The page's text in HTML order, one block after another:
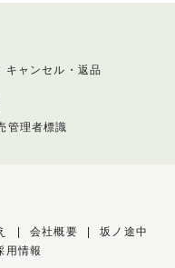
キャンセル・返品
管理者標識
会社概要
坂ノ途中
用情報